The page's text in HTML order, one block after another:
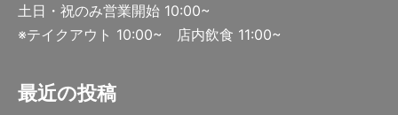
土日・祝のみ営業開始 10:00~
※テイクアウト 10:00~ 店内飲食 11:00~
最近の投稿